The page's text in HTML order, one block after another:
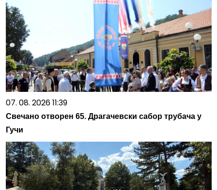
07. 08. 2026 11:39
Свечано отворен 65. Драгачевски сабор трубача у
Гучи